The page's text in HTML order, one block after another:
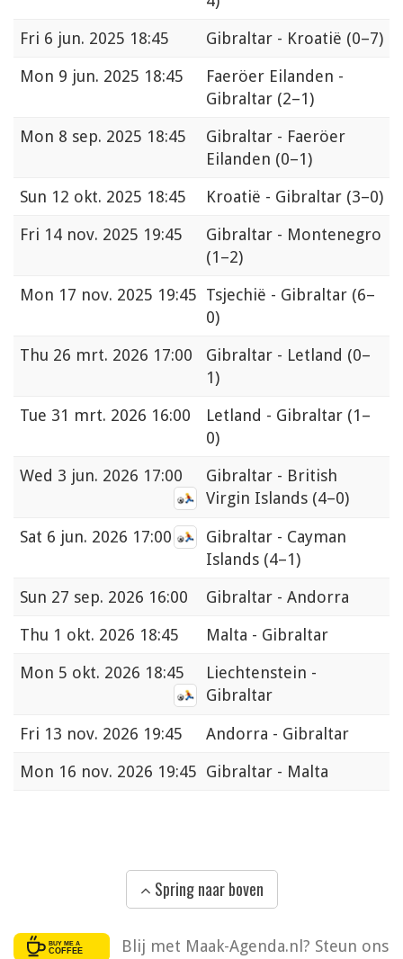
Fri 6 jun. 2025 18:45 Gibraltar - Kroatië (0–7)
Mon 9 jun. 2025 18:45
Faeröer Eilanden -
Gibraltar (2–1)
Mon 8 sep. 2025 18:45
Gibraltar - Faeröer
Eilanden (0–1)
Sun 12 okt. 2025 18:45 Kroatië - Gibraltar (3–0)
Fri 14 nov. 2025 19:45
Gibraltar - Montenegro
(1–2)
Mon 17 nov. 2025 19:45 Tsjechië - Gibraltar (6–
0)
Thu 26 mrt. 2026 17:00 Gibraltar - Letland (0–
1)
Tue 31 mrt. 2026 16:00 Letland - Gibraltar (1–
0)
Wed 3 jun. 2026 17:00
Gibraltar - British
Virgin Islands (4–0)
Sat 6 jun. 2026 17:00
Gibraltar - Cayman
Islands (4–1)
Sun 27 sep. 2026 16:00
Gibraltar - Andorra
Thu 1 okt. 2026 18:45
Malta - Gibraltar
Mon 5 okt. 2026 18:45
Liechtenstein -
Gibraltar
Fri 13 nov. 2026 19:45
Andorra - Gibraltar
Mon 16 nov. 2026 19:45 Gibraltar - Malta
Spring naar boven
Blij met Maak-Agenda.nl? Steun ons